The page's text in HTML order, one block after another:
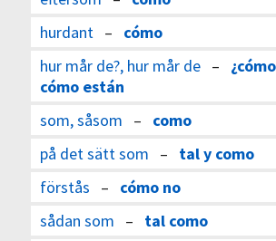
hurdant – cómo
hur mår de?, hur mår de–
cómo están
som, såsom – como
på det sätt som – tal y como
förstås – cómo no
sådan som – tal como